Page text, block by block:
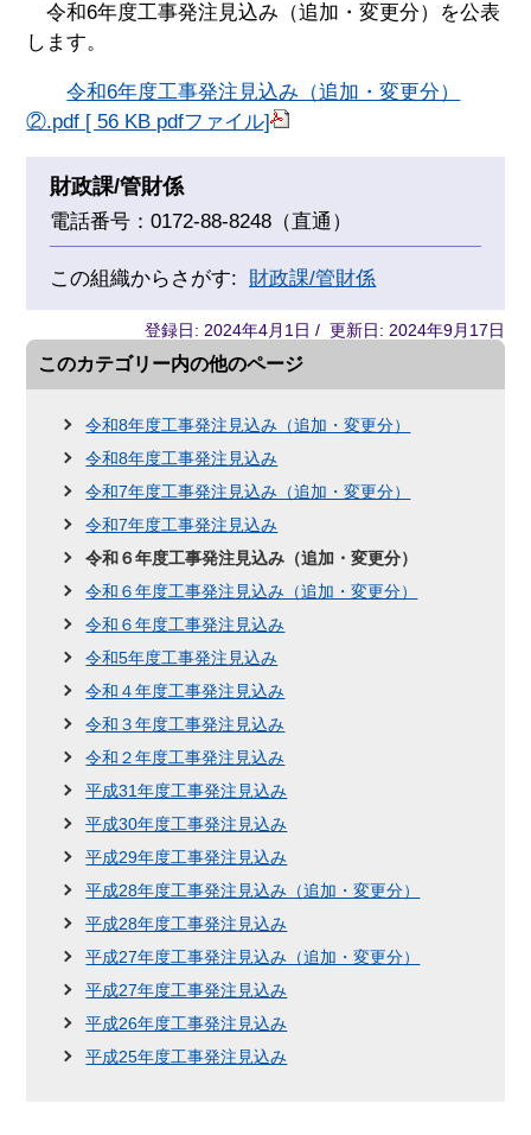
令和6年度工事発注見込み（追加・変更分）を公表
します。
令和6年度工事発注見込み（追加・変更分）
②.pdf [ 56 KB pdfファイル]
財政課/管財係
電話番号：0172-88-8248（直通）
この組織からさがす: 財政課/管財係
登録日: 2024年4月1日 / 更新日: 2024年9月17日
このカテゴリー内の他のページ
令和8年度工事発注見込み（追加・変更分）
令和8年度工事発注見込み
令和7年度工事発注見込み（追加・変更分）
令和7年度工事発注見込み
令和６年度工事発注見込み（追加・変更分）
令和６年度工事発注見込み（追加・変更分）
令和６年度工事発注見込み
令和5年度工事発注見込み
令和４年度工事発注見込み
令和３年度工事発注見込み
令和２年度工事発注見込み
平成31年度工事発注見込み
平成30年度工事発注見込み
平成29年度工事発注見込み
平成28年度工事発注見込み（追加・変更分）
平成28年度工事発注見込み
平成27年度工事発注見込み（追加・変更分）
平成27年度工事発注見込み
平成26年度工事発注見込み
平成25年度工事発注見込み